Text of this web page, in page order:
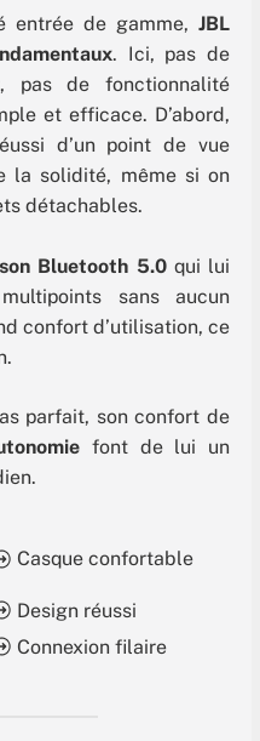
entrée de gamme, JBL
. Ici, pas de
pas de fonctionnalité
et efficace. D’abord,
d’un point de vue
la solidité, même si on
détachables.
Bluetooth 5.0qui lui
sans aucun
confort d’utilisation, ce
parfait, son confort de
font de lui un
Casque confortable
Design réussi
Connexion filaire